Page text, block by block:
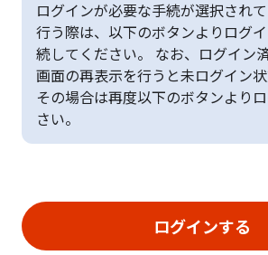
ログインが必要な手続が選択され
行う際は、以下のボタンよりログ
続してください。 なお、ログイン
画面の再表示を行うと未ログイン状
その場合は再度以下のボタンより
さい。